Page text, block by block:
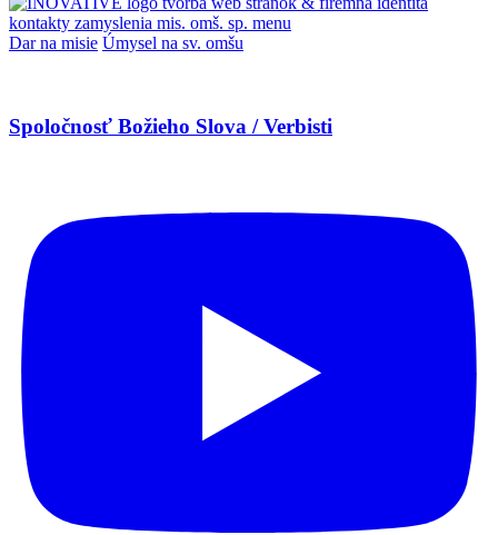
kontakty zamyslenia mis. omš. sp. menu
Dar na misie Úmysel na sv. omšu
Spoločnosť Božieho Slova / Verbisti